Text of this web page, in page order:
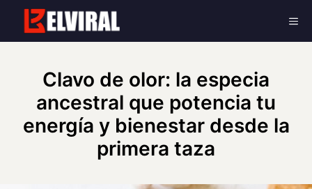
content
Clavo de olor: la especia
ancestral que potencia tu
energía y bienestar desde la
primera taza